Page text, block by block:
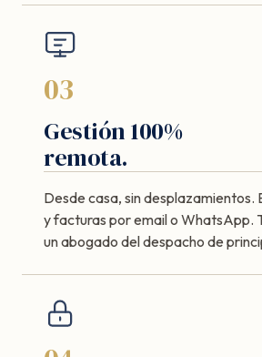
03
Gestión 100%
remota.
Desde casa, sin desplazamientos.
y facturas por email o WhatsApp.
un abogado del despacho de